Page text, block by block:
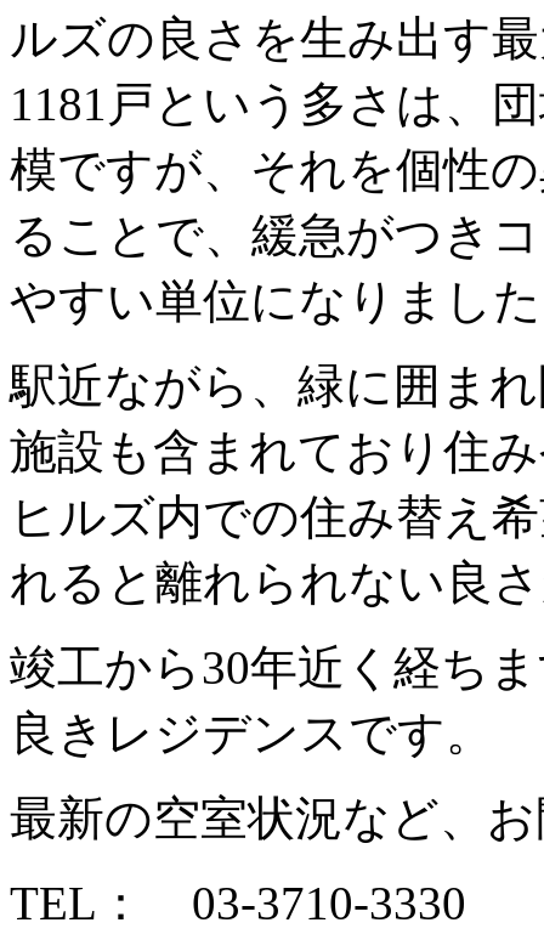
ルズの良さを生み出す
1181戸という多さは、
模ですが、それを個性
ることで、緩急がつき
やすい単位になりまし
駅近ながら、緑に囲ま
施設も含まれており住
ヒルズ内での住み替え
れると離れられない良
竣工から30年近く経ち
良きレジデンスです。
最新の空室状況など、
TEL： 03-3710-3330